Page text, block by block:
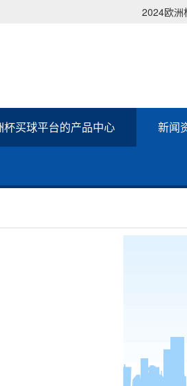
2024欧洲
杯买球平台的产品中心 新闻